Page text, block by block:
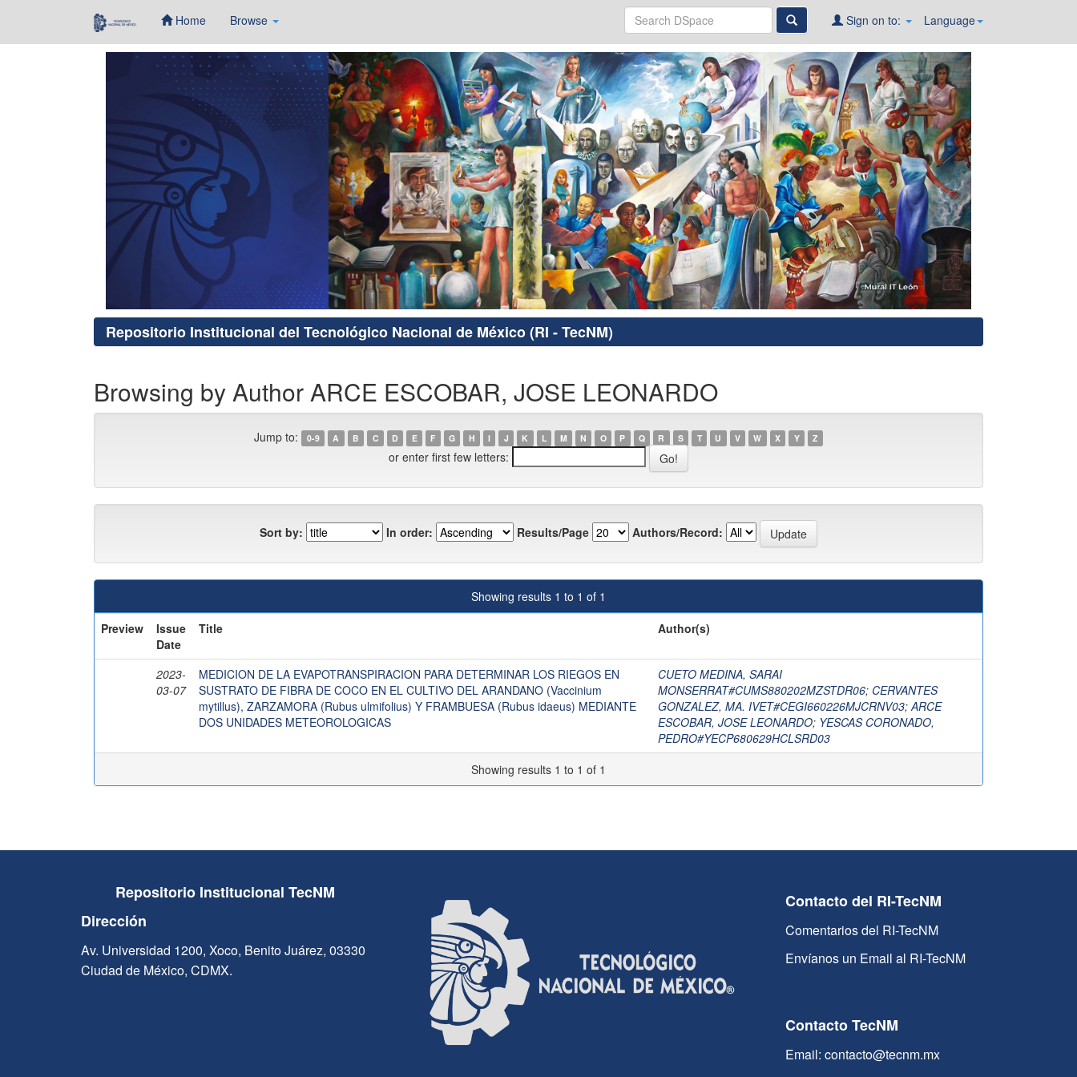
Home Browse Language
Sign on to:
Repositorio Institucional del Tecnológico Nacional de México (RI - TecNM)
Browsing by Author ARCE ESCOBAR, JOSE LEONARDO
Jump to: 0-9 A B C D E F G H I J K L M N O P Q R S T U V W X Y Z
or enter first few letters:
Sort by: In order: Results/Page Authors/Record:
Showing results 1 to 1 of 1
Preview
Issue
Date
Title Author(s)
2023-
03-07
MEDICION DE LA EVAPOTRANSPIRACION PARA DETERMINAR LOS RIEGOS EN
SUSTRATO DE FIBRA DE COCO EN EL CULTIVO DEL ARANDANO (Vaccinium
mytillus), ZARZAMORA (Rubus ulmifolius) Y FRAMBUESA (Rubus idaeus) MEDIANTE
DOS UNIDADES METEOROLOGICAS
CUETO MEDINA, SARAI
MONSERRAT#CUMS880202MZSTDR06; CERVANTES
GONZALEZ, MA. IVET#CEGI660226MJCRNV03;ARCE
ESCOBAR, JOSE LEONARDO; YESCAS CORONADO,
PEDRO#YECP680629HCLSRD03
Showing results 1 to 1 of 1
Repositorio Institucional TecNM
Dirección
Av. Universidad 1200, Xoco, Benito Juárez, 03330
Ciudad de México, CDMX.
Contacto del RI-TecNM
Comentarios del RI-TecNM
Envíanos un Email al RI-TecNM
Contacto TecNM
Email: contacto@tecnm.mx